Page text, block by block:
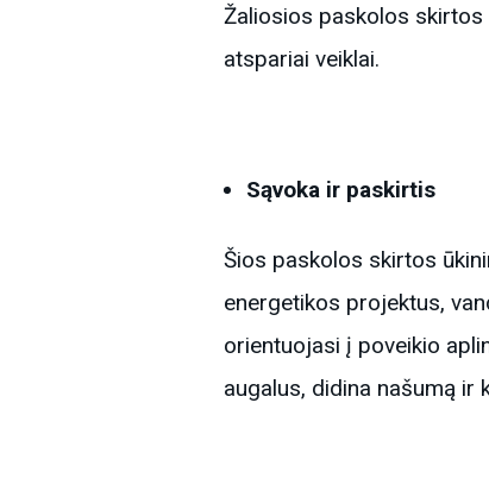
Žaliosios paskolos skirtos
atspariai veiklai.
Sąvoka ir paskirtis
Šios paskolos skirtos
energetikos projektus,
orientuojasi į poveikio
augalus, didina našumą ir